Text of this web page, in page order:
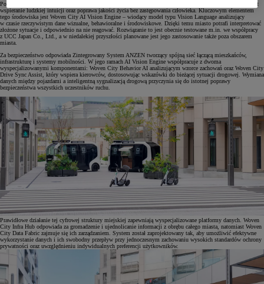
Podstawę technologiczną Woven City stanowią zaawansowane modele sztucznej inteligencji, których rolą jest
wspieranie ludzkiej intuicji oraz poprawa jakości życia bez zastępowania człowieka. Kluczowym elementem
tego środowiska jest Woven City AI Vision Engine – wiodący model typu Vision Language analizujący
w czasie rzeczywistym dane wizualne, behawioralne i środowiskowe. Dzięki temu miasto potrafi interpretować
złożone sytuacje i odpowiednio na nie reagować. Rozwiązanie to jest obecnie testowane m.in. we współpracy
z UCC Japan Co., Ltd., a w niedalekiej przyszłości planowane jest jego zastosowanie także poza obszarem
miasta.
Za bezpieczeństwo odpowiada Zintegrowany System ANZEN tworzący spójną sieć łączącą mieszkańców,
infrastrukturę i systemy mobilności. W jego ramach AI Vision Engine współpracuje z dwoma
wyspecjalizowanymi komponentami: Woven City Behavior AI analizującym wzorce zachowań oraz Woven City
Drive Sync Assist, który wspiera kierowców, dostosowując wskazówki do bieżącej sytuacji drogowej. Wymiana
danych między pojazdami a inteligentną sygnalizacją drogową przyczynia się do istotnej poprawy
bezpieczeństwa wszystkich uczestników ruchu.
Prawidłowe działanie tej cyfrowej struktury miejskiej zapewniają wyspecjalizowane platformy danych. Woven
City Infra Hub odpowiada za gromadzenie i ujednolicanie informacji z obrębu całego miasta, natomiast Woven
City Data Fabric zajmuje się ich zarządzaniem. System został zaprojektowany tak, aby umożliwić efektywne
wykorzystanie danych i ich swobodny przepływ przy jednoczesnym zachowaniu wysokich standardów ochrony
prywatności oraz uwzględnieniu indywidualnych preferencji użytkowników.